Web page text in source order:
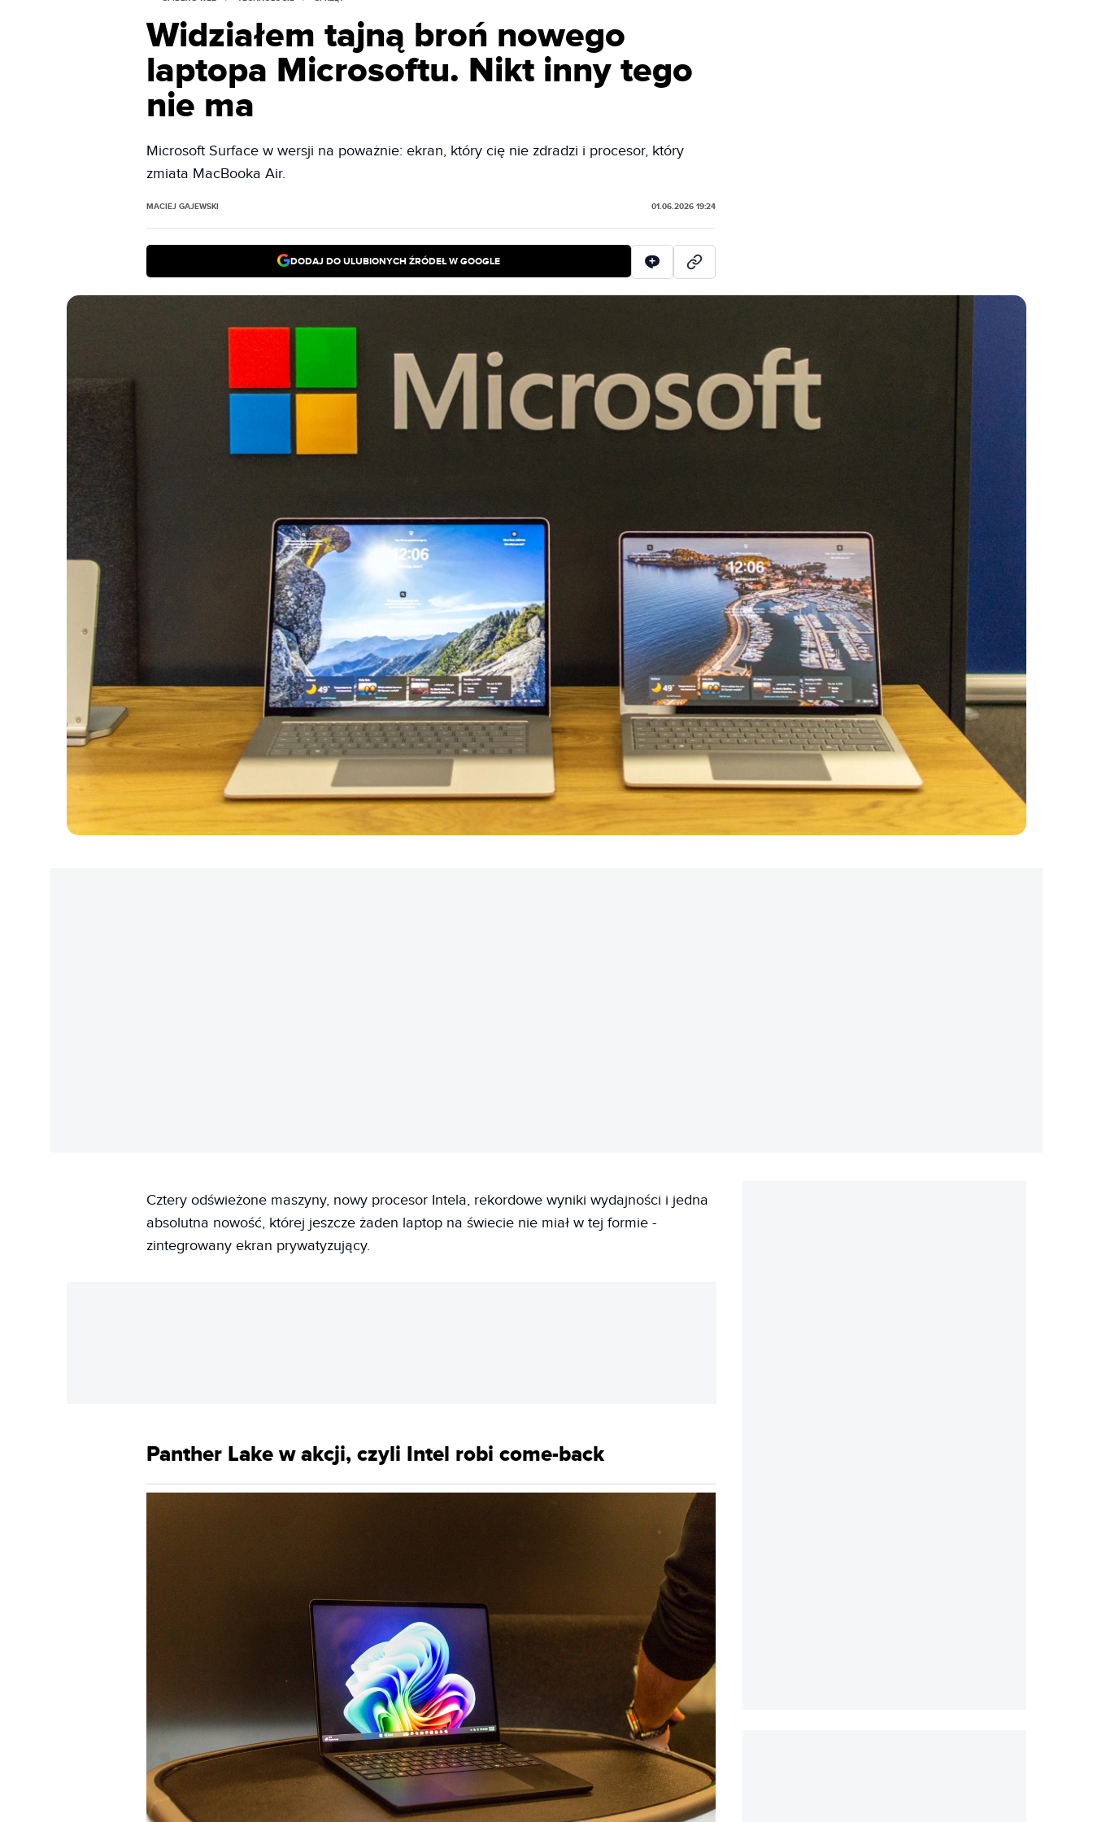
Widziałem tajną broń nowego
laptopa Microsoftu. Nikt inny tego
nie ma
Microsoft Surface w wersji na poważnie: ekran, który cię nie zdradzi i procesor, który
zmiata MacBooka Air.
MACIEJ GAJEWSKI 01.06.2026 19:24
DODAJ DO ULUBIONYCH ŹRÓDEŁ W GOOGLE
Cztery odświeżone maszyny, nowy procesor Intela, rekordowe wyniki wydajności i jedna
absolutna nowość, której jeszcze żaden laptop na świecie nie miał w tej formie -
zintegrowany ekran prywatyzujący.
Panther Lake w akcji, czyli Intel robi come-back